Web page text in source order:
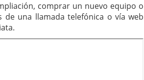
comprar un nuevo equipo o
una llamada telefónica o vía web